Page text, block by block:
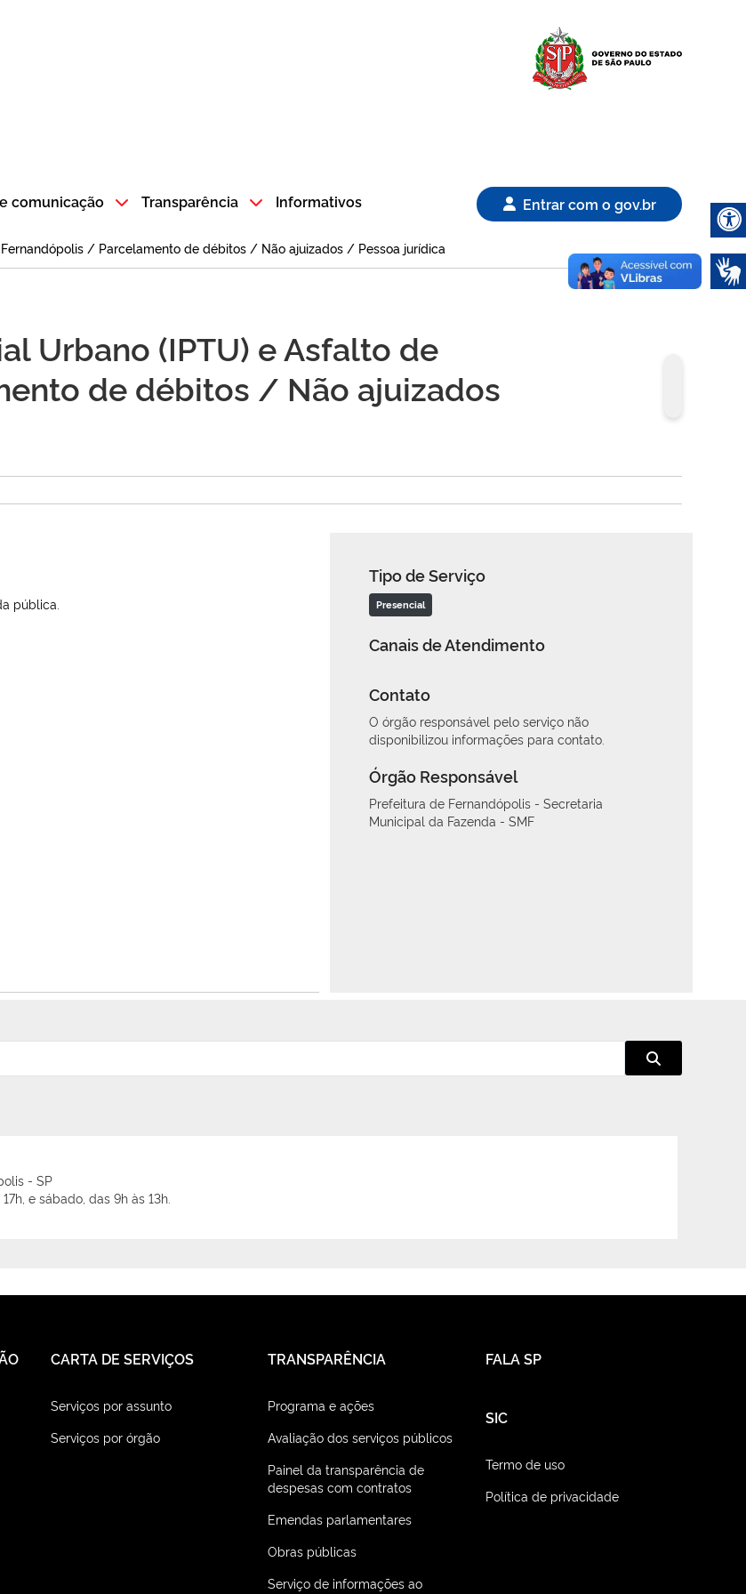
GOV BR direciona para a página inicial
comunicação Transparência Informativos Entrar com o gov.br
/ Parcelamento de débitos / Não ajuizados / Pessoa jurídica
Urbano (IPTU) e Asfalto de
de débitos / Não ajuizados
pública.
Tipo de Serviço
Presencial
Canais de Atendimento
Contato
O órgão responsável pelo serviço não
disponibilizou informações para contato.
Órgão Responsável
Prefeitura de Fernandópolis - Secretaria
Municipal da Fazenda - SMF
- SP
e sábado, das 9h às 13h.
CARTA DE SERVIÇOS
Serviços por assunto
Serviços por órgão
TRANSPARÊNCIA
Programa e ações
Avaliação dos serviços públicos
Painel da transparência de
despesas com contratos
Emendas parlamentares
Obras públicas
Serviço de informações ao
FALA SP
SIC
Termo de uso
Política de privacidade